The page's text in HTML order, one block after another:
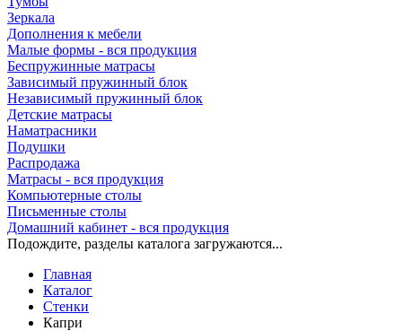
Зеркала
Дополнения к мебели
Малые формы - вся продукция
Беспружинные матрасы
Зависимый пружинный блок
Независимый пружинный блок
Детские матрасы
Наматрасники
Подушки
Распродажа
Матрасы - вся продукция
Компьютерные столы
Письменные столы
Домашний кабинет - вся продукция
Подождите, разделы каталога загружаются...
Главная
Каталог
Стенки
Капри